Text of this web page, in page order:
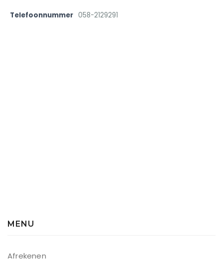
Telefoonnummer 058-2129291
MENU
Afrekenen